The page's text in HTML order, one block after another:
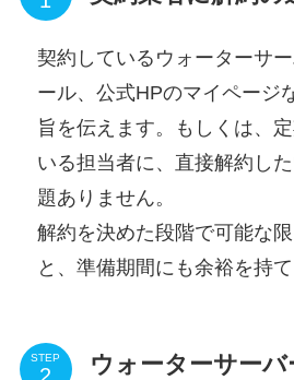
契約しているウォーターサ
ール、公式HPのマイページ
旨を伝えます。もしくは、
いる担当者に、直接解約し
題ありません。
解約を決めた段階で可能な
と、準備期間にも余裕を持て
STEP
ウォーターサーバ